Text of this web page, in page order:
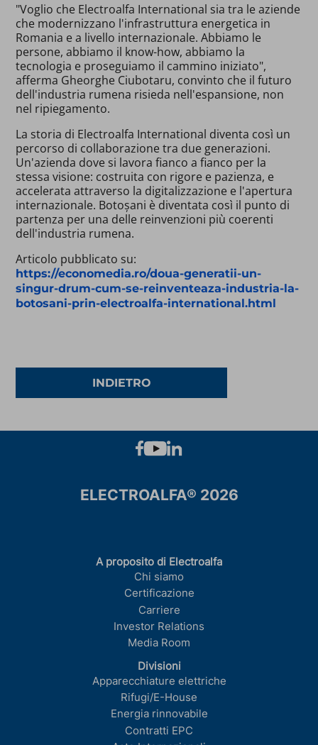
"Voglio che Electroalfa International sia tra le aziende
che modernizzano l'infrastruttura energetica in
Romania e a livello internazionale. Abbiamo le
persone, abbiamo il know-how, abbiamo la
tecnologia e proseguiamo il cammino iniziato",
afferma Gheorghe Ciubotaru, convinto che il futuro
dell'industria rumena risieda nell'espansione, non
nel ripiegamento.
La storia di Electroalfa International diventa così un
percorso di collaborazione tra due generazioni.
Un'azienda dove si lavora fianco a fianco per la
stessa visione: costruita con rigore e pazienza, e
accelerata attraverso la digitalizzazione e l'apertura
internazionale. Botoșani è diventata così il punto di
partenza per una delle reinvenzioni più coerenti
dell'industria rumena.
Articolo pubblicato su:
https://economedia.ro/doua-generatii-un-
singur-drum-cum-se-reinventeaza-industria-la-
botosani-prin-electroalfa-international.html
INDIETRO
ELECTROALFA® 2026
A proposito di Electroalfa
Chi siamo
Certificazione
Carriere
Investor Relations
Media Room
Divisioni
Apparecchiature elettriche
Rifugi/E-House
Energia rinnovabile
Contratti EPC